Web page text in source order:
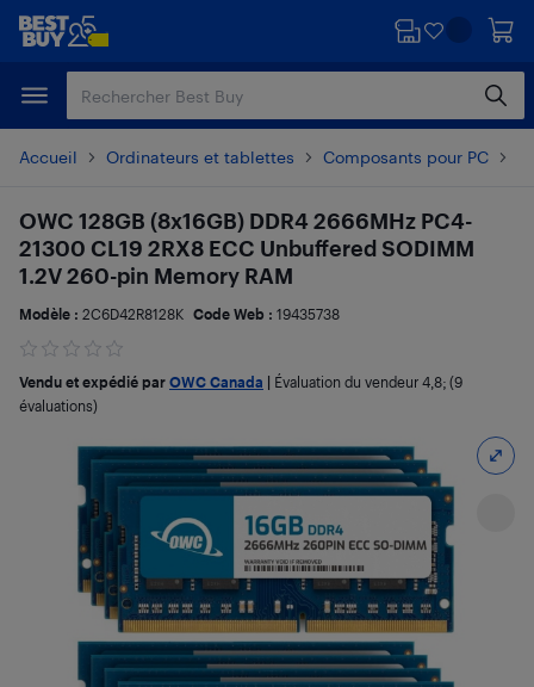
Passer
principal
Passer
Accueil Ordinateurs et tablettes Composants pour PC
OWC 128GB (8x16GB) DDR4 2666MHz PC4-
21300 CL19 2RX8 ECC Unbuffered SODIMM
1.2V 260-pin Memory RAM
Modèle : 2C6D42R8128K Code Web : 19435738
Vendu et expédié par OWC Canada Évaluation du vendeur 4,8; (9
évaluations)